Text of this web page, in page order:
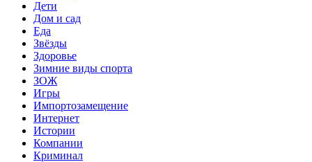
Дети
Дом и сад
Еда
Звёзды
Здоровье
Зимние виды спорта
ЗОЖ
Игры
Импортозамещение
Интернет
Истории
Компании
Криминал